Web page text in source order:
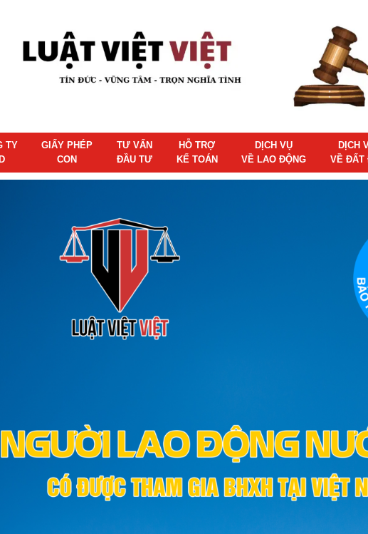
TY
GIẤY PHÉP
CON
TƯ VẤN
ĐẦU TƯ
HỖ TRỢ
KẾ TOÁN
DỊCH VỤ
VỀ LAO ĐỘNG
DỊCH
VỀ ĐẤT